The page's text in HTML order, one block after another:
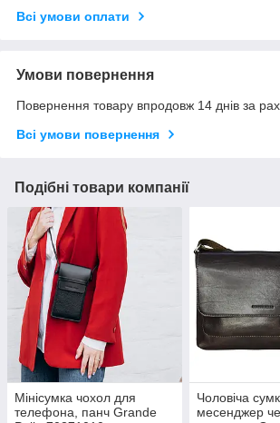
Всі умови оплати
Умови повернення
Повернення товару впродовж 14 днів за
Всі умови повернення
Подібні товари компанії
Мінісумка чохол для
телефона, панч Grande
Чоловіча
месенджер